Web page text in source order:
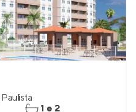
Paulista
1 e 2